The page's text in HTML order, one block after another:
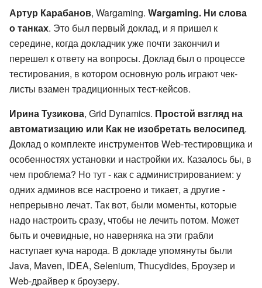
Артур Карабанов, Wargaming. Wargaming. Ни слова
о танках. Это был первый доклад, и я пришел к
середине, когда докладчик уже почти закончил и
перешел к ответу на вопросы. Доклад был о процессе
тестирования, в котором основную роль играют чек-
листы взамен традиционных тест-кейсов.
Ирина Тузикова, Grid Dynamics. Простой взгляд на
автоматизацию или Как не изобретать велосипед.
Доклад о комплекте инструментов Web-тестировщика и
особенностях установки и настройки их. Казалось бы, в
чем проблема? Но тут - как с администрированием: у
одних админов все настроено и тикает, а другие -
непрерывно лечат. Так вот, были моменты, которые
надо настроить сразу, чтобы не лечить потом. Может
быть и очевидные, но наверняка на эти грабли
наступает куча народа. В докладе упомянуты были
Java, Maven, IDEA, Selenium, Thuсydides, Броузер и
Web-драйвер к броузеру.